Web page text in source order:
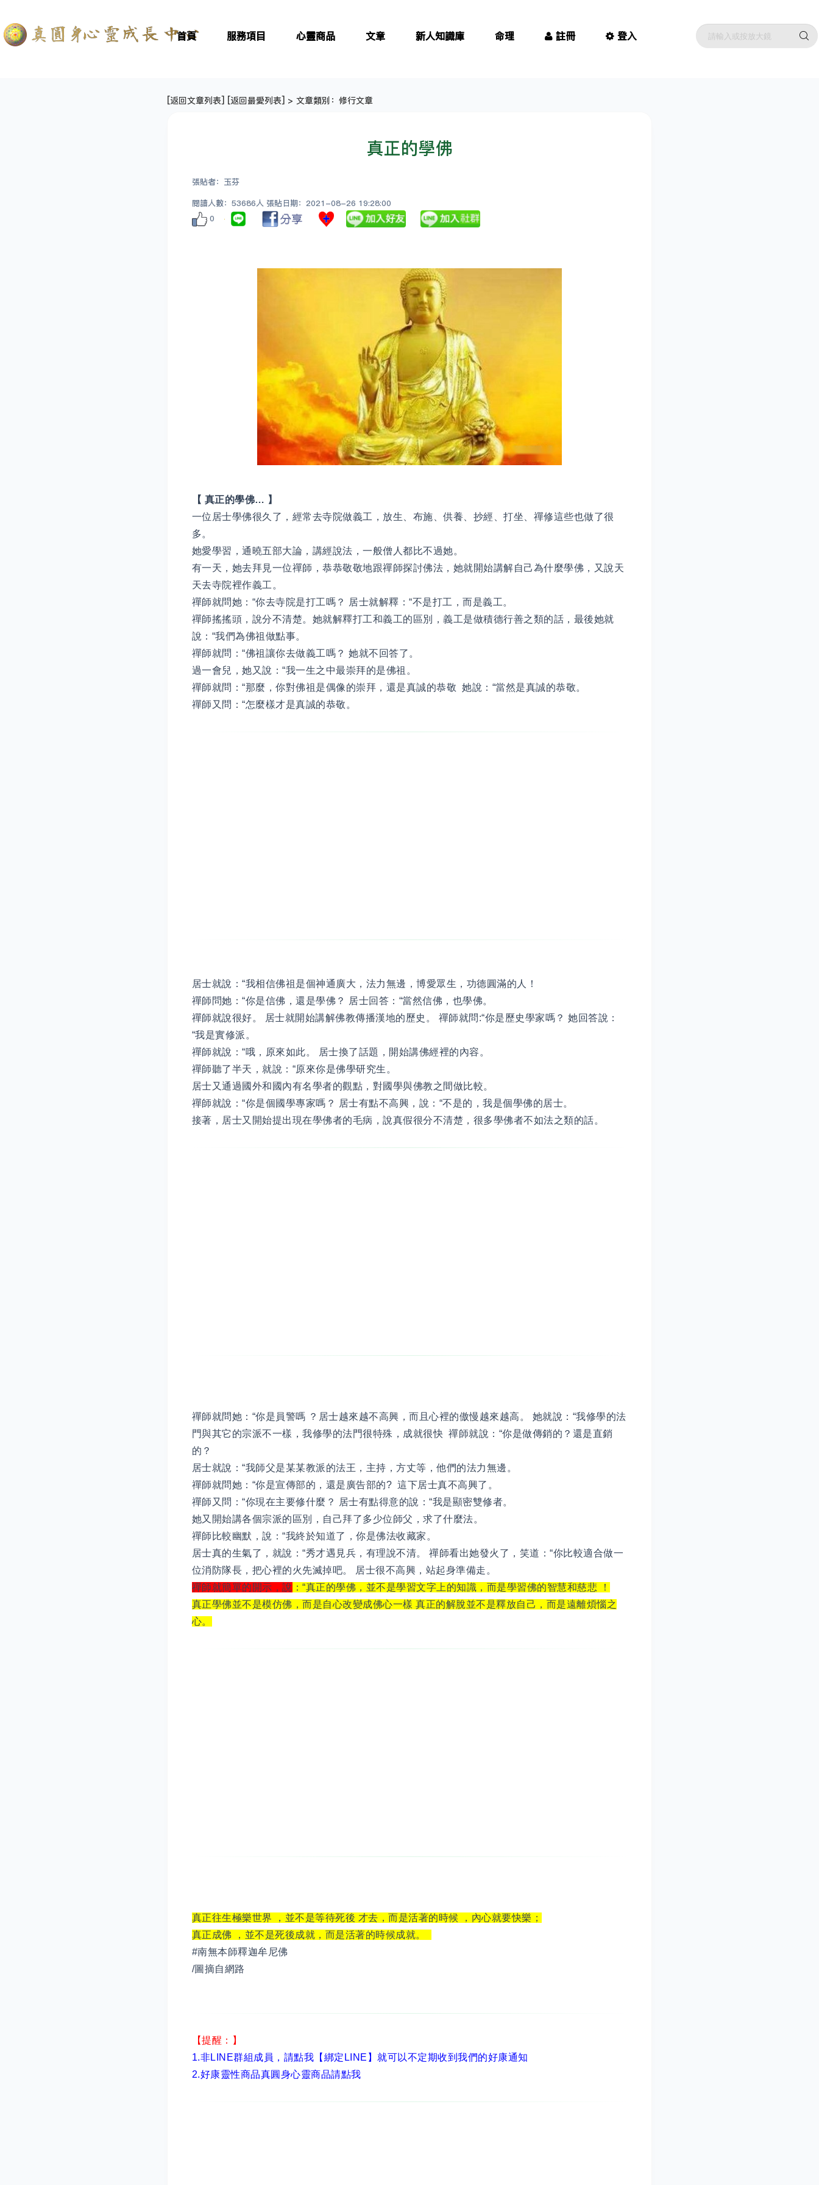
首頁 服務項目 心靈商品 文章 新人知識庫 命理 註冊 登入
[返回文章列表] [返回最愛列表] > 文章類別：修行文章
真正的學佛
張貼者：玉芬
閱讀人數：53686人 張貼日期：2021-08-26 19:28:00
0
【 真正的學佛… 】
一位居士學佛很久了，經常去寺院做義工，放生、布施、供養、抄經、打坐、禪修這些也做了很
多。
她愛學習，通曉五部大論，講經說法，一般僧人都比不過她。
有一天，她去拜見一位禪師，恭恭敬敬地跟禪師探討佛法，她就開始講解自己為什麼學佛，又說天
天去寺院裡作義工。
禪師就問她：“你去寺院是打工嗎？ 居士就解釋：“不是打工，而是義工。
禪師搖搖頭，說分不清楚。她就解釋打工和義工的區別，義工是做積德行善之類的話，最後她就
說：“我們為佛祖做點事。
禪師就問：“佛祖讓你去做義工嗎？ 她就不回答了。
過一會兒，她又說：“我一生之中最崇拜的是佛祖。
禪師就問：“那麼，你對佛祖是偶像的崇拜，還是真誠的恭敬 她說：“當然是真誠的恭敬。
禪師又問：“怎麼樣才是真誠的恭敬。
居士就說：“我相信佛祖是個神通廣大，法力無邊，博愛眾生，功德圓滿的人！
禪師問她：“你是信佛，還是學佛？ 居士回答：“當然信佛，也學佛。
禪師就說很好。 居士就開始講解佛教傳播漢地的歷史。 禪師就問:“你是歷史學家嗎？ 她回答說：
“我是實修派。
禪師就說：“哦，原來如此。 居士換了話題，開始講佛經裡的內容。
禪師聽了半天，就說：“原來你是佛學研究生。
居士又通過國外和國內有名學者的觀點，對國學與佛教之間做比較。
禪師就說：“你是個國學專家嗎？ 居士有點不高興，說：“不是的，我是個學佛的居士。
接著，居士又開始提出現在學佛者的毛病，說真假很分不清楚，很多學佛者不如法之類的話。
禪師就問她：“你是員警嗎 ？居士越來越不高興，而且心裡的傲慢越來越高。 她就說：“我修學的法
門與其它的宗派不一樣，我修學的法門很特殊，成就很快 禪師就說：“你是做傳銷的？還是直銷
的？
居士就說：“我師父是某某教派的法王，主持，方丈等，他們的法力無邊。
禪師就問她：“你是宣傳部的，還是廣告部的? 這下居士真不高興了。
禪師又問：“你現在主要修什麼？ 居士有點得意的說：“我是顯密雙修者。
她又開始講各個宗派的區別，自己拜了多少位師父，求了什麼法。
禪師比較幽默，說：“我終於知道了，你是佛法收藏家。
居士真的生氣了，就說：“秀才遇見兵，有理說不清。 禪師看出她發火了，笑道：“你比較適合做一
位消防隊長，把心裡的火先滅掉吧。 居士很不高興，站起身準備走。
禪師就簡單的開示 ，說 ：“真正的學佛，並不是學習文字上的知識，而是學習佛的智慧和慈悲 ！
真正學佛並不是模仿佛，而是自心改變成佛心一樣 真正的解脫並不是釋放自己，而是遠離煩惱之
心。
真正往生極樂世界 ，並不是等待死後 才去，而是活著的時候 ，內心就要快樂；
真正成佛 ，並不是死後成就，而是活著的時候成就。
#南無本師釋迦牟尼佛
/圖摘自網路
【提醒：】
1.非LINE群組成員， 請點我【綁定LINE】 就可以不定期收到我們的好康通知
2.好康靈性商品真圓身心靈商品請點我